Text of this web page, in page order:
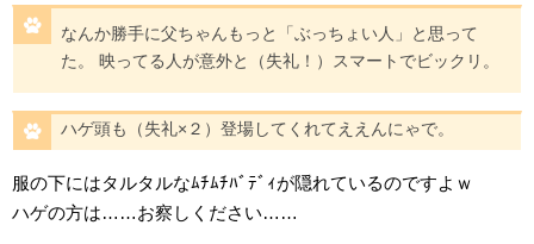
なんか勝手に父ちゃんもっと「ぶっちょい人」と思って
た。 映ってる人が意外と（失礼！）スマートでビックリ。
ハゲ頭も（失礼×２）登場してくれてええんにゃで。
服の下にはタルタルなﾑﾁﾑﾁﾊﾞﾃﾞｨが隠れているのですよｗ
ハゲの方は……お察しください……